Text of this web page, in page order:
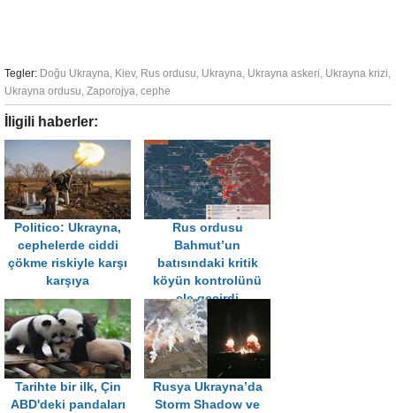
Tegler: Doğu Ukrayna, Kiev, Rus ordusu, Ukrayna, Ukrayna askeri, Ukrayna krizi,
Ukrayna ordusu, Zaporojya, cephe
İligili haberler:
Politico: Ukrayna,
cephelerde ciddi
çökme riskiyle karşı
karşıya
Rus ordusu
Bahmut’un
batısındaki kritik
köyün kontrolünü
ele geçirdi
Tarihte bir ilk, Çin
ABD'deki pandaları
Rusya Ukrayna’da
Storm Shadow ve